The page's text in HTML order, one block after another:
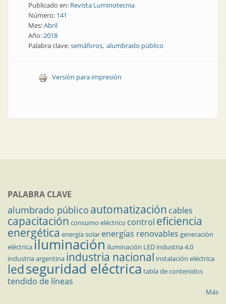
Publicado en: Revista Luminotecnia
Número: 141
Mes:Abril
Año:2018
Palabra clave:semáforos alumbrado público
Versión para impresión
PALABRA CLAVE
alumbrado público automatización cables
capacitación consumo eléctrico control eficiencia
energética energía solar energías renovables generación
eléctricailuminación iluminación LED industria 4.0
industria argentina industria nacional instalación eléctrica
ledseguridad eléctrica tabla de contenidos
tendido de líneas
Más